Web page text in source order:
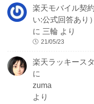
楽天モバイル契
い:公式回答あり）
に 三輪 より
21/05/23
楽天ラッキース
に
zuma
より